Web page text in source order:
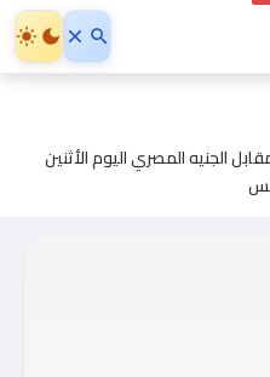
الجنيه المصري اليوم الأثنين